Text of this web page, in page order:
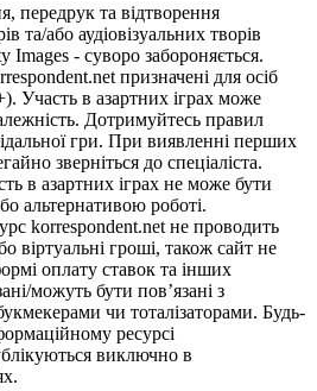
передрук та відтворення
та/або аудіовізуальних творів
Images - суворо забороняється.
призначені для осіб
Участь в азартних іграх може
Дотримуйтесь правил
гри. При виявленні перших
зверніться до спеціаліста.
в азартних іграх не може бути
альтернативою роботі.
korrespondent.net не проводить
віртуальні гроші, також сайт не
оплату ставок та інших
можуть бути пов’язані з
чи тоталізаторами. Будь-
ресурсі
виключно в